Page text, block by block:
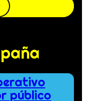
público